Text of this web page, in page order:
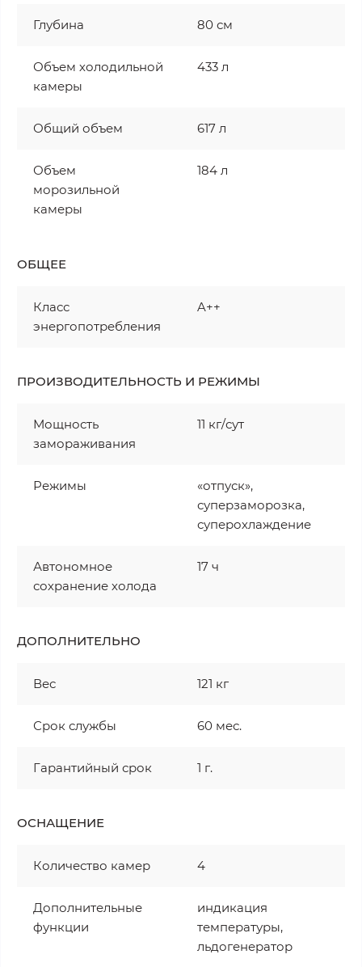
Глубина 80 см
Объем холодильной
камеры
433 л
Общий объем 617 л
Объем
морозильной
камеры
184 л
ОБЩЕЕ
Класс
энергопотребления
A++
ПРОИЗВОДИТЕЛЬНОСТЬ И РЕЖИМЫ
Мощность
замораживания
11 кг/сут
Режимы
«отпуск»,
суперзаморозка,
суперохлаждение
Автономное
сохранение холода
17 ч
ДОПОЛНИТЕЛЬНО
Вес 121 кг
Срок службы 60 мес.
Гарантийный срок 1 г.
ОСНАЩЕНИЕ
Количество камер 4
Дополнительные
функции
индикация
температуры,
льдогенератор